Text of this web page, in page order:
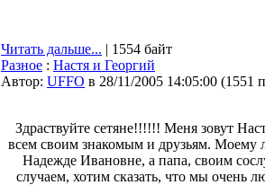
Читать дальше... | 1554 байт
Разное : Настя и Георгий
Автор: UFFO в 28/11/2005 14:05:00 (1551
Здраствуйте сетяне!!!!!! Меня зовут
всем своим знакомым и друзьям. Моему
Надежде Ивановне, а папа, своим
случаем, хотим сказать, что мы очень